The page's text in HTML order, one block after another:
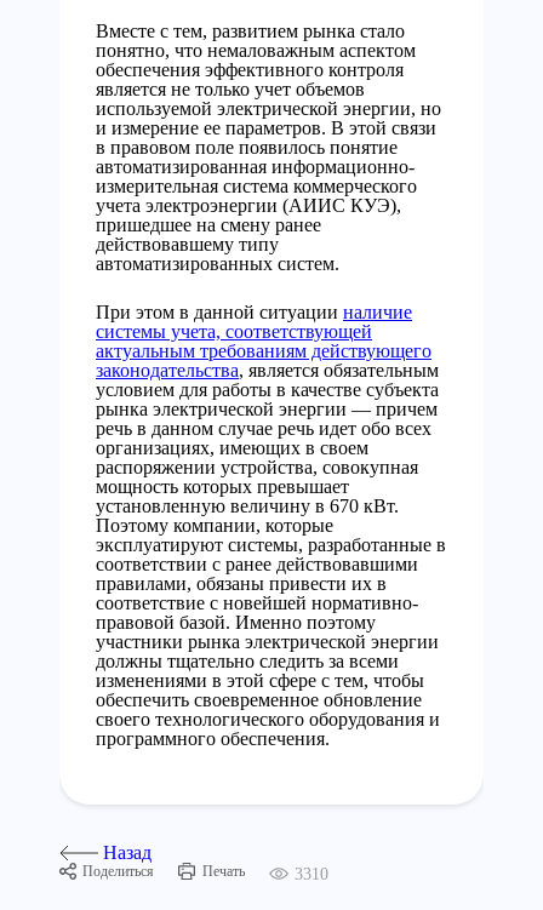
Вместе с тем, развитием рынка стало
понятно, что немаловажным аспектом
обеспечения эффективного контроля
является не только учет объемов
используемой электрической энергии, но
и измерение ее параметров. В этой связи
в правовом поле появилось понятие
автоматизированная информационно-
измерительная система коммерческого
учета электроэнергии (АИИС КУЭ),
пришедшее на смену ранее
действовавшему типу
автоматизированных систем.
При этом в данной ситуации наличие
системы учета, соответствующей
актуальным требованиям действующего
законодательства, является обязательным
условием для работы в качестве субъекта
рынка электрической энергии — причем
речь в данном случае речь идет обо всех
организациях, имеющих в своем
распоряжении устройства, совокупная
мощность которых превышает
установленную величину в 670 кВт.
Поэтому компании, которые
эксплуатируют системы, разработанные в
соответствии с ранее действовавшими
правилами, обязаны привести их в
соответствие с новейшей нормативно-
правовой базой. Именно поэтому
участники рынка электрической энергии
должны тщательно следить за всеми
изменениями в этой сфере с тем, чтобы
обеспечить своевременное обновление
своего технологического оборудования и
программного обеспечения.
Назад
Поделиться Печать 3310